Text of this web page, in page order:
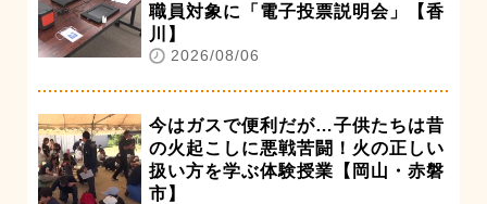
職員対象に「電子投票説明会」【香
川】
2026/08/06
今はガスで便利だが…子供たちは昔
の火起こしに悪戦苦闘！火の正しい
扱い方を学ぶ体験授業【岡山・赤磐
市】